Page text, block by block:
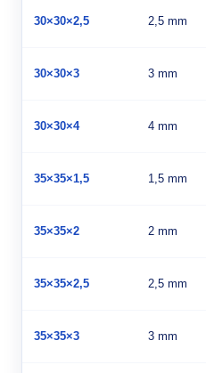
30×30×2,5 2,5 mm
30×30×3 3 mm
30×30×4 4 mm
35×35×1,5 1,5 mm
35×35×2 2 mm
35×35×2,5 2,5 mm
35×35×3 3 mm